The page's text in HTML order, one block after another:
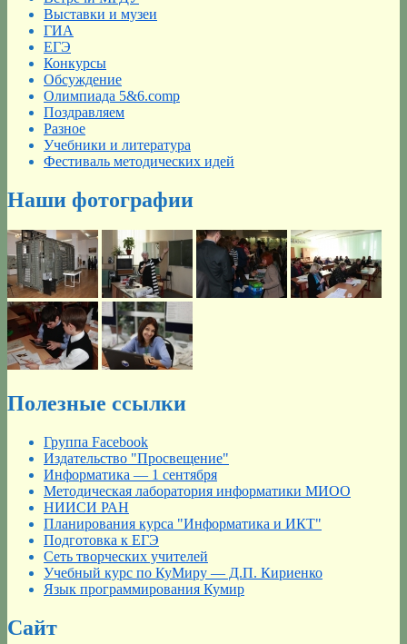
Выставки и музеи
ГИА
ЕГЭ
Конкурсы
Обсуждение
Олимпиада 5&6.comp
Поздравляем
Разное
Учебники и литература
Фестиваль методических идей
Наши фотографии
Полезные ссылки
Группа Facebook
Издательство "Просвещение"
Информатика — 1 сентября
Методическая лаборатория информатики МИОО
НИИСИ РАН
Планирования курса "Информатика и ИКТ"
Подготовка к ЕГЭ
Сеть творческих учителей
Учебный курс по КуМиру — Д.П. Кириенко
Язык программирования Кумир
Сайт